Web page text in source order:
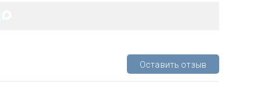
Оставить отзыв